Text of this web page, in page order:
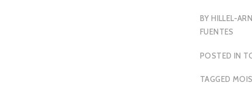
BYHILLEL-
FUENTES
POSTED IN
TAGGED